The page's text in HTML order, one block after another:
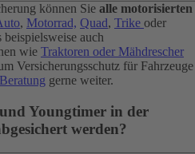
können Sie alle motorisierten
, Motorrad, Quad, Trike oder
auch
wie Traktoren oder Mähdrescher
Versicherungsschutz für Fahrzeuge
gerne weiter.
Youngtimer in der
werden?